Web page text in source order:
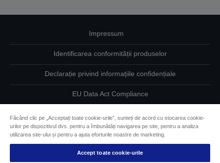
Impressum
Identificarea conformității produselor
Declarație privind informațiile confidențiale
EU Data Act Compliance
Informaţii despre modulele cookie
Angajamentul Epson pe linie de accesibilitate
Făcând clic pe „Acceptați toate cookie-urile”, sunteți de acord cu stocarea cookie-
urilor pe dispozitivul dvs. pentru a îmbunătăți navigarea pe site, pentru a analiza
utilizarea site-ului și pentru a ajuta eforturile noastre de marketing.
Accept toate cookie-urile